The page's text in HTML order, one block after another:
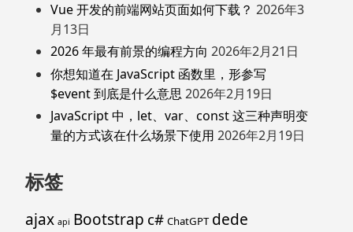
Vue 开发的前端网站页面如何下载？ 2026年3
月13日
2026 年最有前景的编程方向 2026年2月21日
你想知道在 JavaScript 函数里，形参写
$event 到底是什么意思 2026年2月19日
JavaScript 中，let、var、const 这三种声明变
量的方式该在什么场景下使用 2026年2月19日
标签
ajax api Bootstrap c# ChatGPT dede